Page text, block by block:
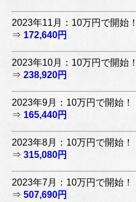
2023年11月：10万円で開始！
⇒ 172,640円
2023年10月：10万円で開始！
⇒ 238,920円
2023年9月：10万円で開始！
⇒ 165,440円
2023年8月：10万円で開始！
⇒ 315,080円
2023年7月：10万円で開始！
⇒ 507,690円